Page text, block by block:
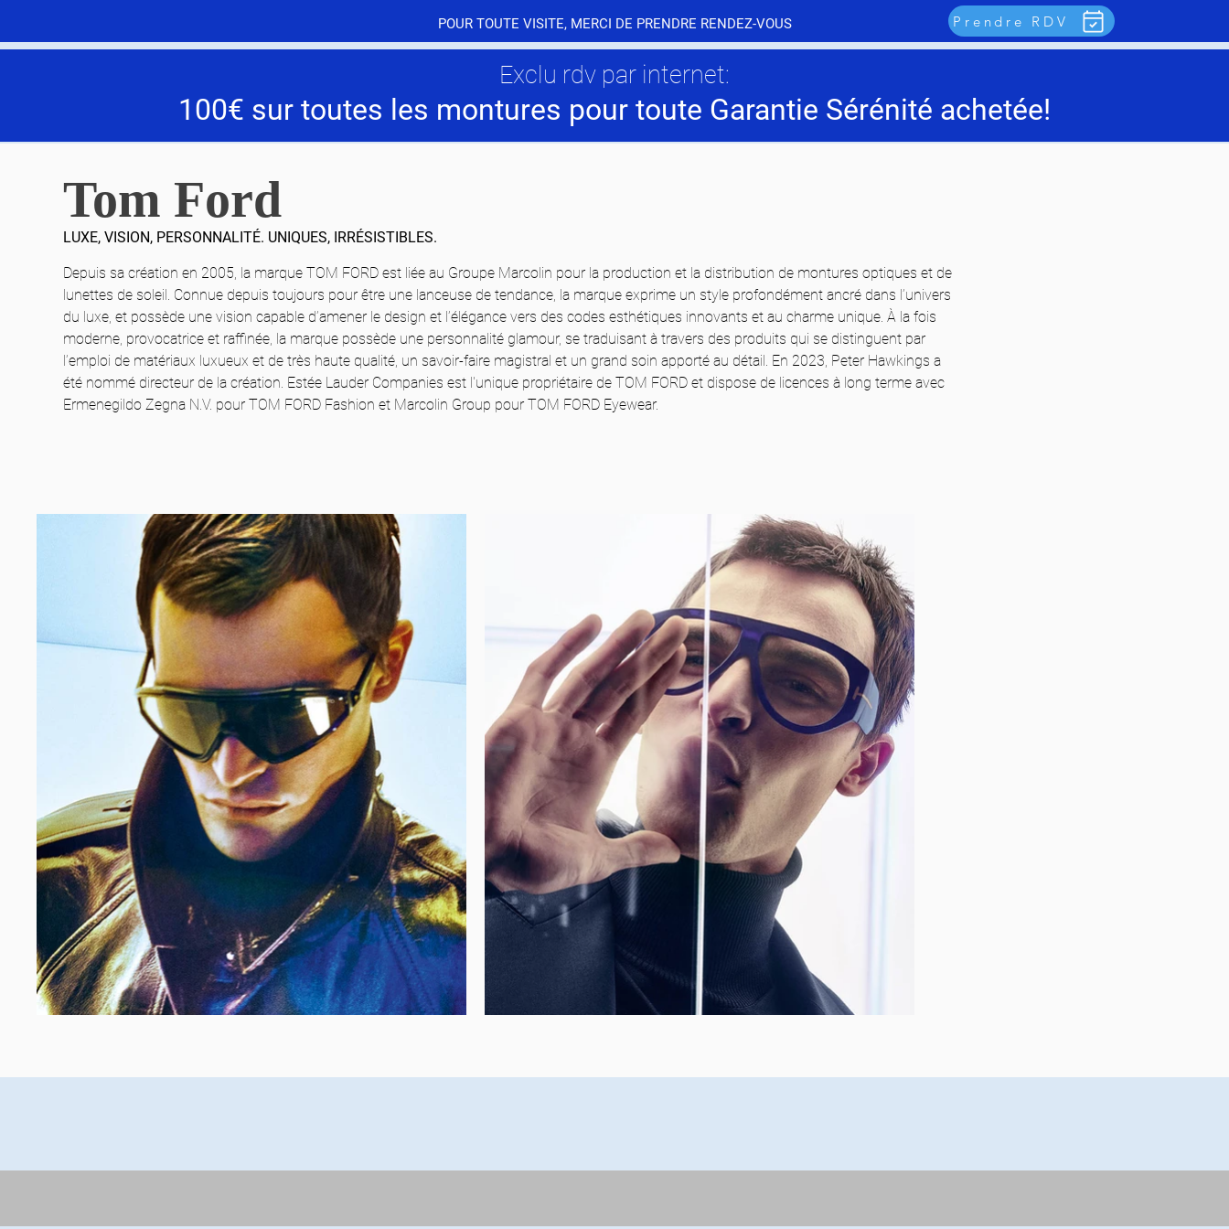
POUR TOUTE VISITE, MERCI DE PRENDRE RENDEZ-VOUS Prendre RDV
Exclu rdv par internet:
100€ sur toutes les montures pour toute Garantie Sérénité achetée!
Tom Ford
LUXE, VISION, PERSONNALITÉ. UNIQUES, IRRÉSISTIBLES.
Depuis sa création en 2005, la marque TOM FORD est liée au Groupe Marcolin pour la production et la distribution de montures optiques et de
lunettes de soleil. Connue depuis toujours pour être une lanceuse de tendance, la marque exprime un style profondément ancré dans l’univers
du luxe, et possède une vision capable d’amener le design et l’élégance vers des codes esthétiques innovants et au charme unique. À la fois
moderne, provocatrice et raffinée, la marque possède une personnalité glamour, se traduisant à travers des produits qui se distinguent par
l’emploi de matériaux luxueux et de très haute qualité, un savoir-faire magistral et un grand soin apporté au détail. En 2023, Peter Hawkings a
été nommé directeur de la création. Estée Lauder Companies est l'unique propriétaire de TOM FORD et dispose de licences à long terme avec
Ermenegildo Zegna N.V. pour TOM FORD Fashion et Marcolin Group pour TOM FORD Eyewear.